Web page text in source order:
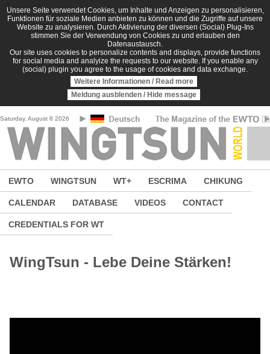
Skip to main content
Unsere Seite verwendet Cookies, um Inhalte und Anzeigen zu personalisieren,
Funktionen für soziale Medien anbieten zu können und die Zugriffe auf unsere
Website zu analysieren. Durch Aktivierung der diversen (Social) Plug-Ins
stimmen Sie der Verwendung von Cookies zu und erlauben den
Datenaustausch.
Our site uses cookies to personalize contents and displays, provide functions
for social media and analyize the requests to our website. If you enable any
(social) plugin you agree to the usage of cookies and data exchange.
Weitere Informationen / Read more
Meldung ausblenden / Hide message
Saturday, August 8 2026
EWTO WINGTSUN WT+ ESCRIMA CHIKUNG
CALENDAR DATABASE VIDEOS CONTACT
CREDENTIALS FOR WT
WingTsun - Lebe Deine Stärken!